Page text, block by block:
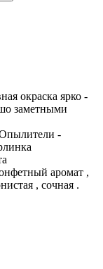
окраска ярко -
заметными
-
аромат ,
, сочная .